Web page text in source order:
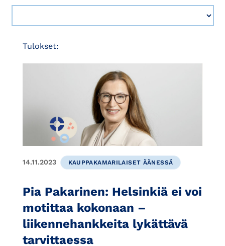
Tulokset:
14.11.2023 KAUPPAKAMARILAISET ÄÄNESSÄ
Pia Pakarinen: Helsinkiä ei voi
motittaa kokonaan –
liikennehankkeita lykättävä
tarvittaessa